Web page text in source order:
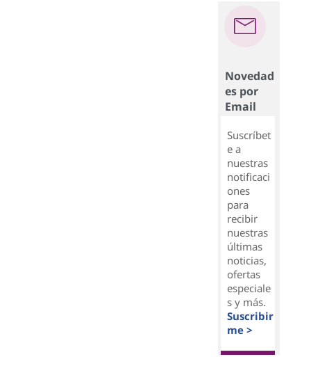
Novedad
es por
Email
Suscríbet
e a
nuestras
notificaci
ones
para
recibir
nuestras
últimas
noticias,
ofertas
especiale
s y más.
Suscribir
me >